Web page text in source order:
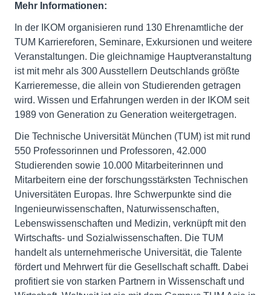
Mehr Informationen:
In der IKOM organisieren rund 130 Ehrenamtliche der
TUM Karriereforen, Seminare, Exkursionen und weitere
Veranstaltungen. Die gleichnamige Hauptveranstaltung
ist mit mehr als 300 Ausstellern Deutschlands größte
Karrieremesse, die allein von Studierenden getragen
wird. Wissen und Erfahrungen werden in der IKOM seit
1989 von Generation zu Generation weitergetragen.
Die Technische Universität München (TUM) ist mit rund
550 Professorinnen und Professoren, 42.000
Studierenden sowie 10.000 Mitarbeiterinnen und
Mitarbeitern eine der forschungsstärksten Technischen
Universitäten Europas. Ihre Schwerpunkte sind die
Ingenieurwissenschaften, Naturwissenschaften,
Lebenswissenschaften und Medizin, verknüpft mit den
Wirtschafts- und Sozialwissenschaften. Die TUM
handelt als unternehmerische Universität, die Talente
fördert und Mehrwert für die Gesellschaft schafft. Dabei
profitiert sie von starken Partnern in Wissenschaft und